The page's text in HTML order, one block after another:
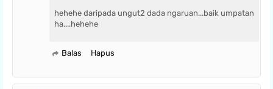
hehehe daripada ungut2 dada ngaruan...baik umpatan
ha....hehehe
Balas Hapus